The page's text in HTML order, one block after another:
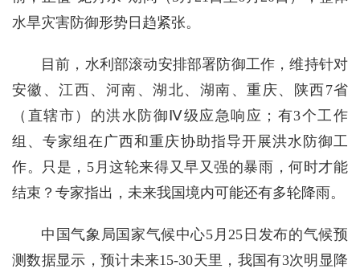
水旱灾害防御形势日趋紧张。
目前，水利部滚动安排部署防御工作，维持针对
安徽、江西、河南、湖北、湖南、重庆、陕西7省
（直辖市）的洪水防御Ⅳ级应急响应；有3个工作
组、专家组在广西和重庆协助指导开展洪水防御工
作。只是，5月这轮来得又早又强的暴雨，何时才能
结束？专家指出，未来我国境内可能还有多轮降雨。
中国气象局国家气候中心5月25日发布的气候预
测数据显示，预计未来15-30天里，我国有3次明显降